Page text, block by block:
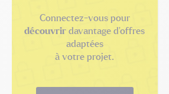
Connectez-vous pour
découvrir davantage d'offres
adaptées
à votre projet.